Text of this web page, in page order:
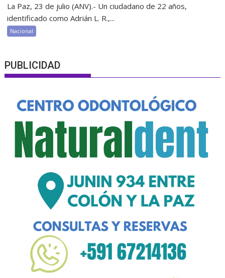
La Paz, 23 de julio (ANV).- Un ciudadano de 22 años,
identificado como Adrián L. R.,...
Nacional
PUBLICIDAD